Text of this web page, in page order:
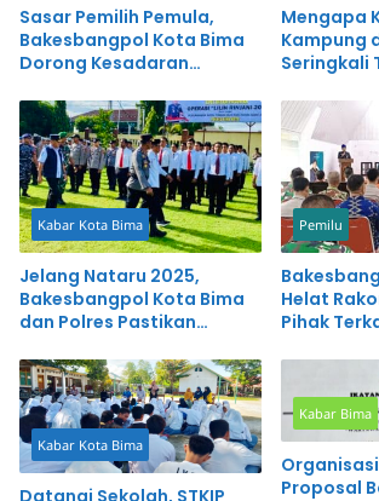
Sasar Pemilih Pemula,
Bakesbangpol Kota Bima
Dorong Kesadaran
Mengapa
Kampung
Seringkali
dan
Sosial
Kabar Kota Bima
Jelang Nataru 2025,
Bakesbangpol Kota Bima
dan Polres Pastikan
Pemilu
Helat
Pihak
Kabar Kota Bima
Kabar Bima
Organisasi
Proposal